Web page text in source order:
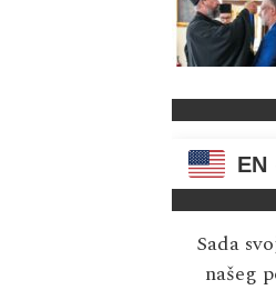
EN
Sada
našeg